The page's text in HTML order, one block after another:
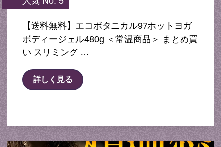
【送料無料】エコボタニカル97ホットヨガ
ボディージェル480g ＜常温商品＞ まとめ買
い スリミング …
詳しく見る